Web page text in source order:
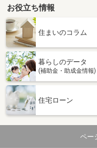
福岡県大野城市栄町２
価 格
専有面積
間取り
福岡県大野城市東大利３
住 所
専有面積
間取り
お役立ち情報
住まいのコラム
暮らしのデータ
(補助金・助成金情報)
住宅ローン
ペー